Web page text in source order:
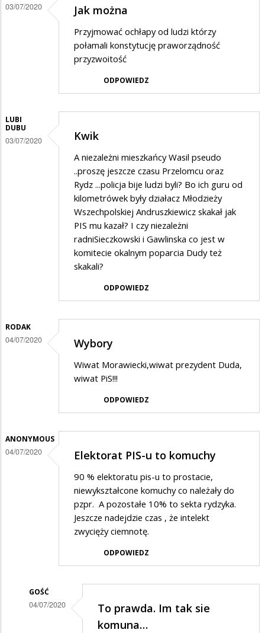
03/07/2020 Jak można
Przyjmować ochłapy od ludzi którzy
połamali konstytucję praworządność
przyzwoitość
ODPOWIEDZ
LUBI
DUBU
03/07/2020 Kwik
A niezależni mieszkańcy Wasil pseudo
..proszę jeszcze czasu Przelomcu oraz
Rydz ...policja bije ludzi byli? Bo ich guru od
kilometrówek były działacz Młodzieży
Wszechpolskiej Andruszkiewicz skakał jak
PIS mu kazał? I czy niezależni
radniSieczkowski i Gawlinska co jest w
komitecie okalnym poparcia Dudy też
skakali?
ODPOWIEDZ
RODAK
04/07/2020 Wybory
Wiwat Morawiecki,wiwat prezydent Duda,
wiwat PiS!!!
ODPOWIEDZ
ANONYMOUS
04/07/2020 Elektorat PIS-u to komuchy
90 % elektoratu pis-u to prostacie,
niewykształcone komuchy co należały do
pzpr. A pozostałe 10% to sekta rydzyka.
Jeszcze nadejdzie czas , że intelekt
zwycięży ciemnotę.
ODPOWIEDZ
GOŚĆ
04/07/2020
To prawda. Im tak sie
komuna…